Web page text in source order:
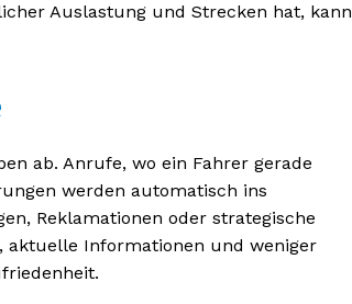
Auslastung und Strecken hat, kann
ab. Anrufe, wo ein Fahrer gerade
werden automatisch ins
Reklamationen oder strategische
aktuelle Informationen und weniger